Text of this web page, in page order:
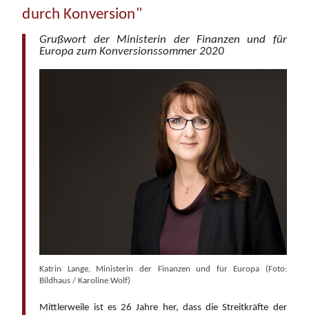
durch Konversion"
Grußwort der Ministerin der Finanzen und für
Europa zum Konversionssommer 2020
Katrin Lange, Ministerin der Finanzen und für Europa (Foto:
Bildhaus / Karoline Wolf)
Mittlerweile ist es 26 Jahre her, dass die Streitkräfte der